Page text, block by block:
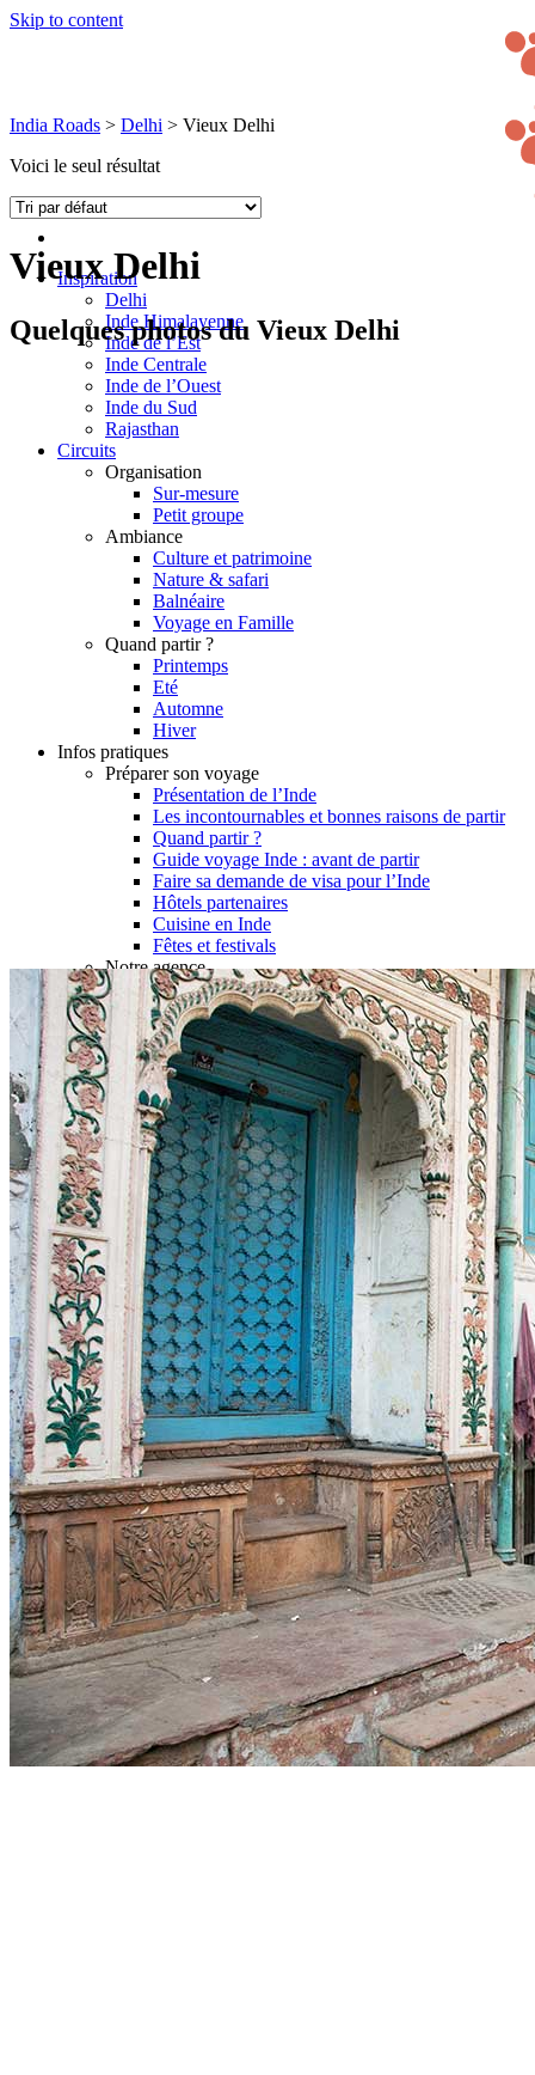
Skip to content
Inspiration
Delhi
Inde Himalayenne
Inde de l’Est
Inde Centrale
Inde de l’Ouest
Inde du Sud
Rajasthan
Circuits
Organisation
Sur-mesure
Petit groupe
Ambiance
Culture et patrimoine
Nature & safari
Balnéaire
Voyage en Famille
Quand partir ?
Printemps
Eté
Automne
Hiver
Infos pratiques
Préparer son voyage
Présentation de l’Inde
Les incontournables et bonnes raisons de partir
Quand partir ?
Guide voyage Inde : avant de partir
Faire sa demande de visa pour l’Inde
Hôtels partenaires
Cuisine en Inde
Fêtes et festivals
Notre agence
Notre agence en Inde
Réseau Asian Roads
Garanties et engagements Asian Roads
Avis de nos voyageurs
Demande d'info
09 83 40 65 79
India Roads > Delhi > Vieux Delhi
Voici le seul résultat
Vieux Delhi
Quelques photos du Vieux Delhi